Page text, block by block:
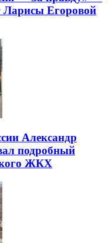
Ларисы Егоровой
Александр
подробный
ЖКХ